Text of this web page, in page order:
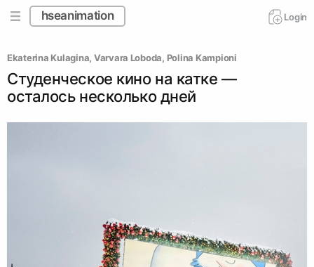
hseanimation Login
Ekaterina Kulagina, Varvara Loboda, Polina Kampioni
Студенческое кино на катке —
осталось несколько дней